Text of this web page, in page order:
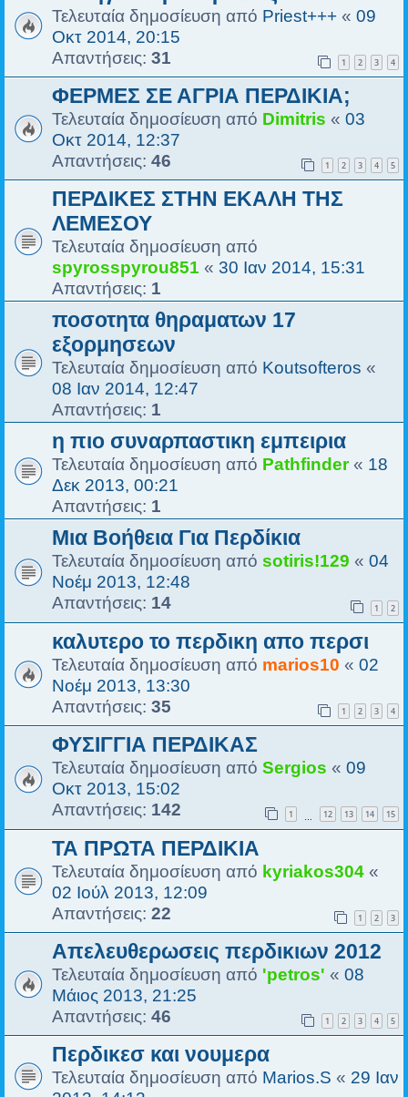
Τελευταία δημοσίευση από Priest+++ « 09
Οκτ 2014, 20:15
Απαντήσεις: 31 1 2 3 4
ΦΕΡΜΕΣ ΣΕ ΑΓΡΙΑ ΠΕΡΔΙΚΙΑ;
Τελευταία δημοσίευση από Dimitris « 03
Οκτ 2014, 12:37
Απαντήσεις: 46 1 2 3 4 5
ΠΕΡΔΙΚΕΣ ΣΤΗΝ ΕΚΑΛΗ ΤΗΣ
ΛΕΜΕΣΟΥ
Τελευταία δημοσίευση από
spyrosspyrou851 « 30 Ιαν 2014, 15:31
Απαντήσεις: 1
ποσοτητα θηραματων 17
εξορμησεων
Τελευταία δημοσίευση από Koutsofteros «
08 Ιαν 2014, 12:47
Απαντήσεις: 1
η πιο συναρπαστικη εμπειρια
Τελευταία δημοσίευση από Pathfinder« 18
Δεκ 2013, 00:21
Απαντήσεις: 1
Μια Βοήθεια Για Περδίκια
Τελευταία δημοσίευση από sotiris!129 « 04
Νοέμ 2013, 12:48
Απαντήσεις: 14 1 2
καλυτερο το περδικη απο περσι
Τελευταία δημοσίευση από marios10 « 02
Νοέμ 2013, 13:30
Απαντήσεις: 35 1 2 3 4
ΦΥΣΙΓΓΙΑ ΠΕΡΔΙΚΑΣ
Τελευταία δημοσίευση από Sergios « 09
Οκτ 2013, 15:02
Απαντήσεις: 142 1 12 13 14 15
ΤΑ ΠΡΩΤΑ ΠΕΡΔΙΚΙΑ
Τελευταία δημοσίευση από kyriakos304 «
02 Ιούλ 2013, 12:09
Απαντήσεις: 22 1 2 3
Απελευθερωσεις περδικιων 2012
Τελευταία δημοσίευση από 'petros' « 08
Μάιος 2013, 21:25
Απαντήσεις: 46 1 2 3 4 5
Περδικεσ και νουμερα
Τελευταία δημοσίευση από Marios.S « 29 Ιαν